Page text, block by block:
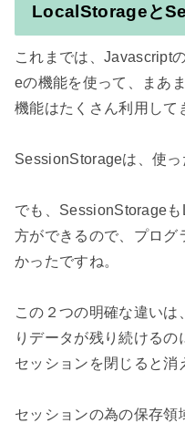
LocalStorageと
これまでは、Javascript
eの機能を使って、まあ
機能はたくさん利用して
SessionStorageは、使っ
でも、SessionStorage
方ができるので、プログ
かったですね。
この２つの明確な違い
りデータが残り続けるの
セッションを閉じると消
セッションの為の保存領